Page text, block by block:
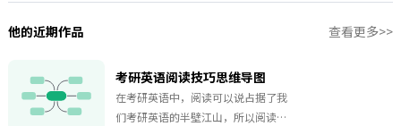
他的近期作品 查看更多>>
考研英语阅读技巧思维导图
在考研英语中，阅读可以说占据了我
们考研英语的半壁江山，所以阅读是